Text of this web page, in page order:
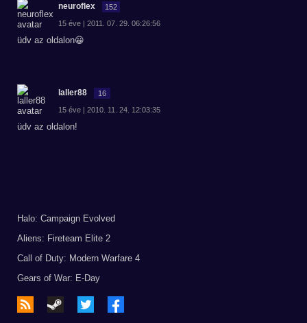
neuroflex 152
15 éve | 2011. 07. 29. 06:26:56
üdv az oldalon😀
laller88 16
15 éve | 2010. 11. 24. 12:03:35
üdv az oldalon!
Halo: Campaign Evolved
Aliens: Fireteam Elite 2
Call of Duty: Modern Warfare 4
Gears of War: E-Day